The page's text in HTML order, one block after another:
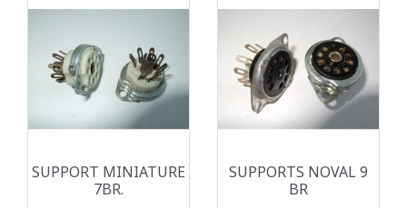
SUPPORT MINIATURE
7BR.
SUPPORTS NOVAL 9
BR